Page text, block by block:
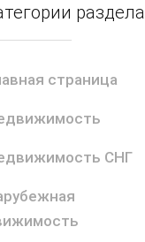
раздела
страница
СНГ